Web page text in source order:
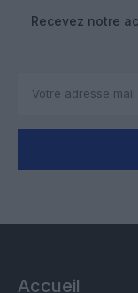
Recevez notre
Accueil